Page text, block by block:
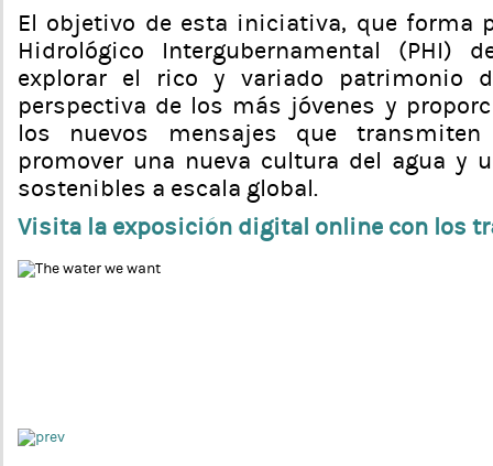
El objetivo de esta iniciativa, que forma
Hidrológico Intergubernamental (PHI)
explorar el rico y variado patrimonio
perspectiva de los más jóvenes y
los nuevos mensajes que
promover una nueva cultura del agua y
sostenibles a escala global.
Visita la exposición digital online con los